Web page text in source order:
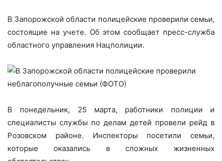
В Запорожской области полицейские проверили семьи,
состоящие на учете. Об этом сообщает пресс-служба
областного управления Нацполиции.
В понедельник, 25 марта, работники полиции и
специалисты службы по делам детей провели рейд в
Розовском районе. Инспекторы посетили семьи,
которые оказались в сложных жизненных